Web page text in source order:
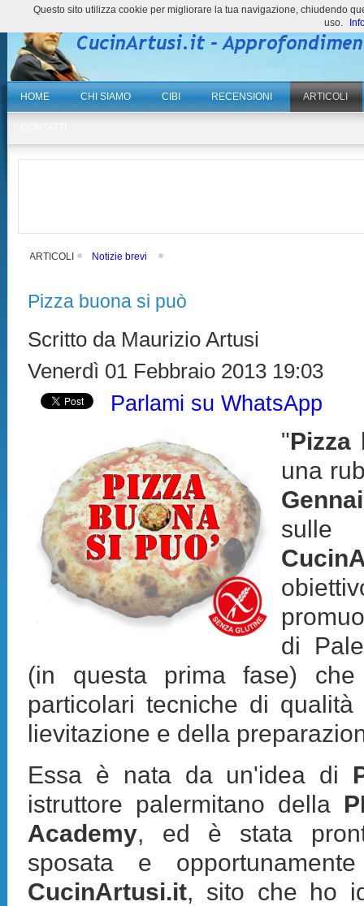
HOME CHI SIAMO CIBI RECENSIONI ARTICOLI
ARTICOLI Notizie brevi
Pizza buona si può
Scritto da Maurizio Artusi
Venerdì 01 Febbraio 2013 19:03
Parlami su WhatsApp
"Pizza
una
di
(in questa prima fase) che
particolari tecniche di
lievitazione e della
Essa è nata da un'idea di
istruttore palermitano della
Academy, ed è stata
sposata e
CucinArtusi.it, sito che ho
Questo sito utilizza cookie per migliorare la tua navigazione, chiudendo
uso.